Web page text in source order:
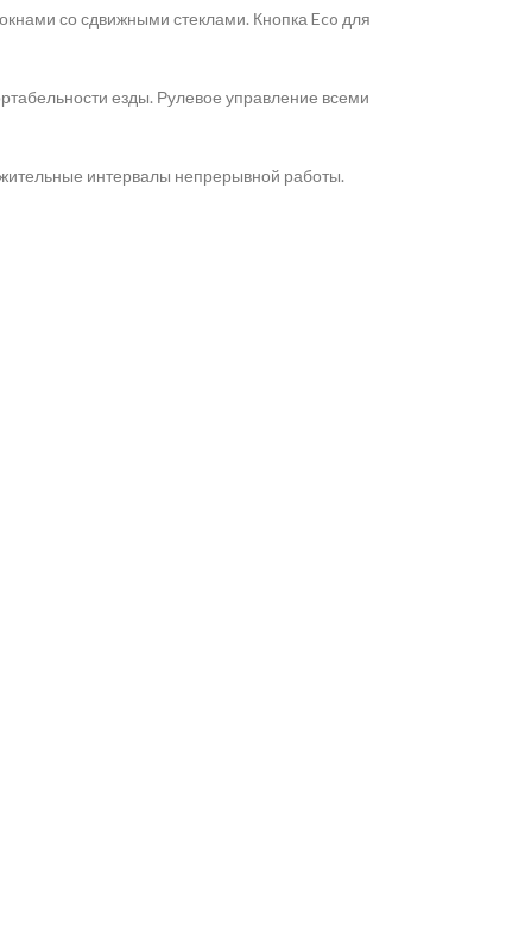
со сдвижными стеклами. Кнопка Eco для
езды. Рулевое управление всеми
интервалы непрерывной работы.